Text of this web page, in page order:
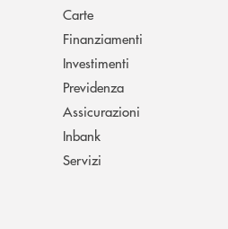
Carte
Finanziamenti
Investimenti
Previdenza
Assicurazioni
Inbank
Servizi